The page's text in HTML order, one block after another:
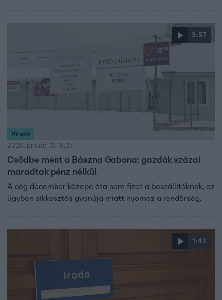
3:57
Híradó
2026. január 13. 18:07
Csődbe ment a Bászna Gabona: gazdák százai
maradtak pénz nélkül
A cég december közepe óta nem fizet a beszállítóknak, az
ügyben sikkasztás gyanúja miatt nyomoz a rendőrség.
1:43